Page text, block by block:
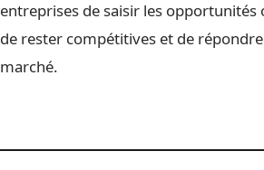
entreprises de saisir les opportunités
de rester compétitives et de
marché.